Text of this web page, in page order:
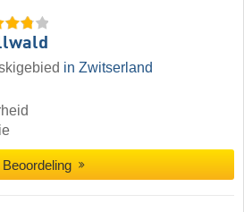
in Zwitserland
Beoordeling